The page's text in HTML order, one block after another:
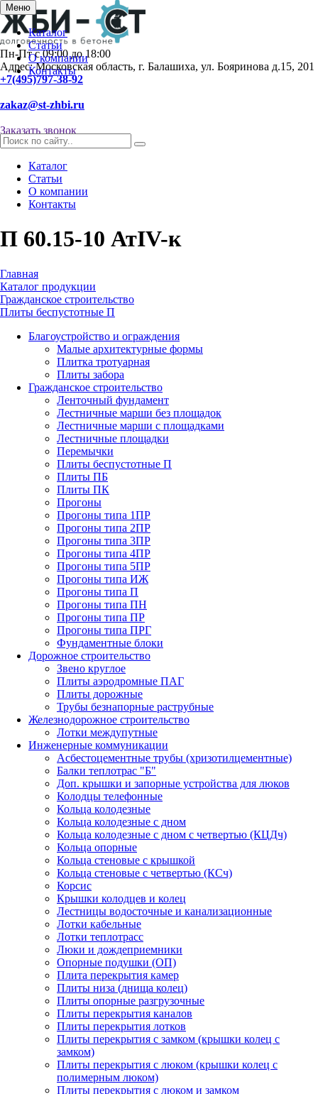
Меню
Каталог
Статьи
О компании
Контакты
Пн-Пт с 09:00 до 18:00
Адрес: Московская область, г. Балашиха, ул. Бояринова д.15, 201
+7(495)797-38-92
zakaz@st-zhbi.ru
Заказать звонок
Каталог
Статьи
О компании
Контакты
П 60.15-10 АтIV-к
Главная
Каталог продукции
Гражданское строительство
Плиты беспустотные П
Благоустройство и ограждения
Малые архитектурные формы
Плитка тротуарная
Плиты забора
Гражданское строительство
Ленточный фундамент
Лестничные марши без площадок
Лестничные марши с площадками
Лестничные площадки
Перемычки
Плиты беспустотные П
Плиты ПБ
Плиты ПК
Прогоны
Прогоны типа 1ПР
Прогоны типа 2ПР
Прогоны типа 3ПР
Прогоны типа 4ПР
Прогоны типа 5ПР
Прогоны типа ИЖ
Прогоны типа П
Прогоны типа ПН
Прогоны типа ПР
Прогоны типа ПРГ
Фундаментные блоки
Дорожное строительство
Звено круглое
Плиты аэродромные ПАГ
Плиты дорожные
Трубы безнапорные раструбные
Железнодорожное строительство
Лотки междупутные
Инженерные коммуникации
Асбестоцементные трубы (хризотилцементные)
Балки теплотрас "Б"
Доп. крышки и запорные устройства для люков
Колодцы телефонные
Кольца колодезные
Кольца колодезные с дном
Кольца колодезные с дном с четвертью (КЦДч)
Кольца опорные
Кольца стеновые с крышкой
Кольца стеновые с четвертью (КСч)
Корсис
Крышки колодцев и колец
Лестницы водосточные и канализационные
Лотки кабельные
Лотки теплотрасс
Люки и дождеприемники
Опорные подушки (ОП)
Плита перекрытия камер
Плиты низа (днища колец)
Плиты опорные разгрузочные
Плиты перекрытия каналов
Плиты перекрытия лотков
Плиты перекрытия с замком (крышки колец с
замком)
Плиты перекрытия с люком (крышки колец с
полимерным люком)
Плиты перекрытия с люком и замком